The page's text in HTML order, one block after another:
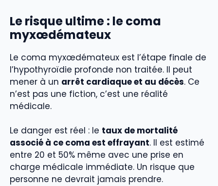
Le risque ultime : le coma
myxœdémateux
Le coma myxœdémateux est l’étape finale de
l’hypothyroïdie profonde non traitée. Il peut
mener à un arrêt cardiaque et au décès. Ce
n’est pas une fiction, c’est une réalité
médicale.
Le danger est réel : le taux de mortalité
associé à ce coma est effrayant. Il est estimé
entre 20 et 50% même avec une prise en
charge médicale immédiate. Un risque que
personne ne devrait jamais prendre.